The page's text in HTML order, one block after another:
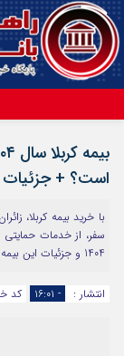
آپارات
است؟ + جزئیات
با خرید بیمه کربلا،
سفر، از خدمات حمایتی
1404 و جزئیات این بیمه در دو شرکت بیمه دی و کوثر مورد بررسی قرار گرفته است.
انتشار : - ۱۶:۰۱ کد